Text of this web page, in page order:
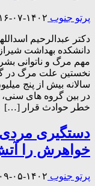
پرتو جنوب ۱۴۰۲-۰۷-۱۶
دکتر عبدالرحیم
دانشکده بهداشت
مهم مرگ و ناتوانی
سالانه بیش از پنج
در بین گروه‌ های
خطر حوادث قرار […]
دستگیری
خواهرش را
پرتو جنوب ۱۴۰۲-۰۵-۰۹